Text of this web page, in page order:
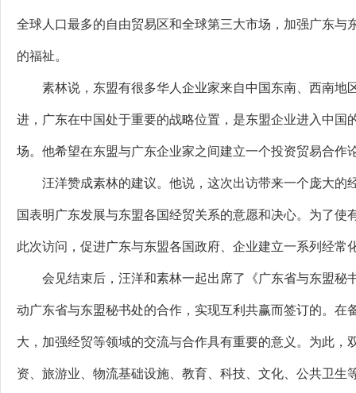
全球人口最多的自由贸易区和全球第三大市场，加强广东
的福祉。
素林说，东盟有很多华人企业家来自中国东南、西南地
进，广东在中国处于重要的战略位置，是东盟企业进入中
场。他希望在东盟与广东企业家之间建立一个投资贸易合
汪洋赞成素林的建议。他说，这次出访带来一个庞大的
国表明广东发展与东盟各国经贸关系的意愿和决心。为了
此次访问，促进广东与东盟各国政府、企业建立一系列经常
会见结束后，汪洋和素林一起出席了《广东省与东盟秘
动广东省与东盟秘书处的合作，实现互利共赢而签订的。
大，加强经贸等领域的交流与合作具有重要的意义。为此
资、旅游业、物流基础设施、教育、科技、文化、公共卫